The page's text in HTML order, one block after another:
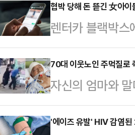
럴드선 등 외신
인 베로니카와
은 2024년 65세
던 중 언어학자
다. 레빈 박사와
들…
협박 당해 돈 뜯긴 女아
렌터카 블랙박
을 뜯어낸 렌터
형사14단독 공
개월에 집행유
최근 확정됐다.A
성 아이돌 멤버
70대 이웃노인 주먹질
자신의 엄마와
지게 한 10대 남
부는 상해치사
'에이즈 유발' HIV 감염